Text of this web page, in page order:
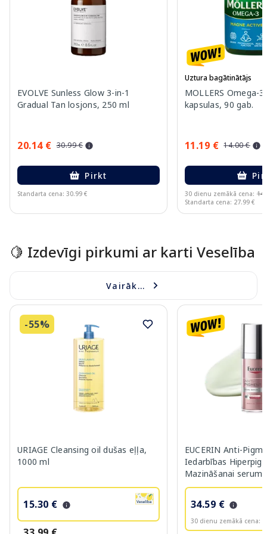
EVOLVE Sunless Glow 3-in-1
Gradual Tan losjons, 250 ml
20.14 € 30.99 €
Pirkt
Standarta cena: 30.99 €
Uztura bagātinātājs
MOLLERS Omega-
kapsulas, 90 gab.
11.19 € 14.00 €
30 dienu zemākā cena:
Standarta cena: 27.99 €
🍋 Izdevīgi pirkumi ar karti Veselība
Vairāk...
-55%
URIAGE Cleansing oil dušas eļļa,
1000 ml
15.30 €
EUCERIN Anti-
Iedarbības
Mazināšanai
34.59 €
30 dienu zemākā cena: